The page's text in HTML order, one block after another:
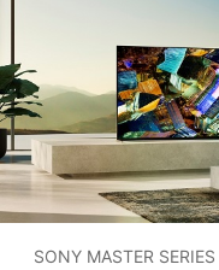
SONY MASTER